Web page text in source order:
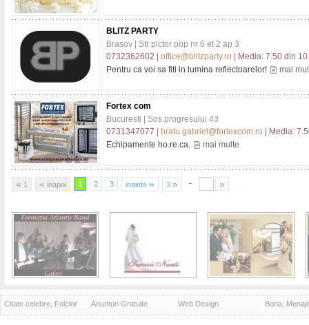
BLITZ PARTY
Brasov | Str pictor pop nr 6 et 2 ap 3
0732362602 | office@blitzparty.ro | Media: 7.50 din
Pentru ca voi sa fiti in lumina reflectoarelor!
mai
Fortex com
Bucuresti | Sos.progresului 43
0731347077 | bratu.gabriel@fortexcom.ro | Media:
Echipamente ho.re.ca.
mai multe
« 1 « inapoi 1 2 3 inainte » 3 » - »
Citate celebre, Folclor Anunturi Gratuite Web Design Bona,